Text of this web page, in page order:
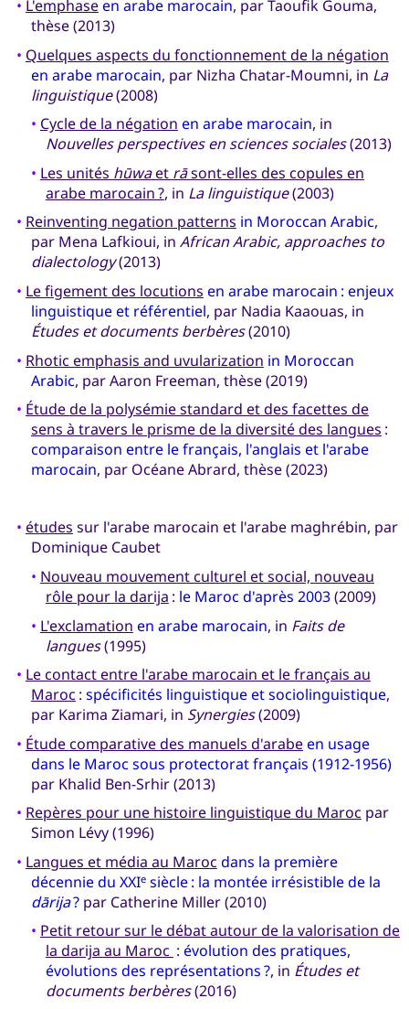
• L'emphaseen arabe marocain, par Taoufik Gouma,
thèse (2013)
• Quelques aspects du fonctionnement de la négation
en arabe marocain, par Nizha Chatar-Moumni, in La
linguistique(2008)
• Cycle de la négation en arabe marocain, in
Nouvelles perspectives en sciences sociales(2013)
• Les unités hūwaet rāsont-elles des copules en
arabe marocain ?, in La linguistique(2003)
• Reinventing negation patterns in Moroccan Arabic,
par Mena Lafkioui, in African Arabic, approaches to
dialectology(2013)
• Le figement des locutions en arabe marocain : enjeux
linguistique et référentiel, par Nadia Kaaouas, in
Études et documents berbères(2010)
• Rhotic emphasis and uvularization in Moroccan
Arabic, par Aaron Freeman, thèse (2019)
• Étude de la polysémie standard et des facettes de
sens à travers le prisme de la diversité des langues :
comparaison entre le français, l'anglais et l'arabe
marocain, par Océane Abrard, thèse (2023)
• études sur l'arabe marocain et l'arabe maghrébin, par
Dominique Caubet
• Nouveau mouvement culturel et social, nouveau
rôle pour la darija : le Maroc d'après 2003(2009)
• L'exclamation en arabe marocain, in Faits de
langues(1995)
• Le contact entre l'arabe marocain et le français au
Maroc : spécificités linguistique et sociolinguistique,
par Karima Ziamari, in Synergies(2009)
• Étude comparative des manuels d'arabeen usage
dans le Maroc sous protectorat français (1912-1956)
par Khalid Ben-Srhir (2013)
• Repères pour une histoire linguistique du Maroc par
Simon Lévy (1996)
• Langues et média au Maroc dans la première
décennie du XXIesiècle : la montée irrésistible de la
dārija?par Catherine Miller (2010)
• Petit retour sur le débat autour de la valorisation de
la darija au Maroc : évolution des pratiques,
évolutions des représentations ?, in Études et
documents berbères(2016)